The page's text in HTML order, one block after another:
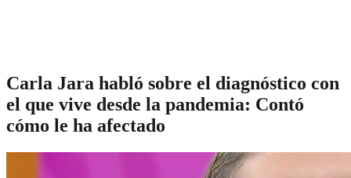
Carla Jara habló sobre el diagnóstico con
el que vive desde la pandemia: Contó
cómo le ha afectado